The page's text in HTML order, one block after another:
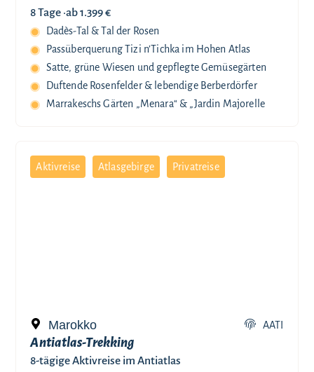
8 Tage ·ab 1.399 €
Dadès-Tal & Tal der Rosen
Passüberquerung Tizi n’Tichka im Hohen Atlas
Satte, grüne Wiesen und gepflegte Gemüsegärten
Duftende Rosenfelder & lebendige Berberdörfer
Marrakeschs Gärten „Menara“ & „Jardin Majorelle
Aktivreise Atlasgebirge Privatreise
Marokko AATI
Antiatlas-Trekking
8-tägige Aktivreise im Antiatlas